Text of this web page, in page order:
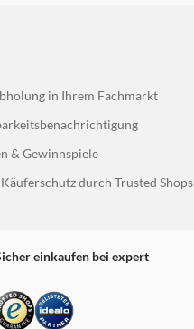
in Ihrem Fachmarkt
& Gewinnspiele
Käuferschutz durch Trusted Shops
einkaufen bei expert